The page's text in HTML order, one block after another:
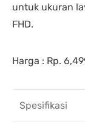
untuk ukuran
FHD.
Harga : Rp.
Spesifikasi